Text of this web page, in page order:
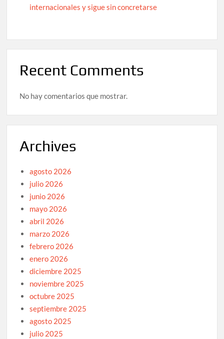
internacionales y sigue sin concretarse
Recent Comments
No hay comentarios que mostrar.
Archives
agosto 2026
julio 2026
junio 2026
mayo 2026
abril 2026
marzo 2026
febrero 2026
enero 2026
diciembre 2025
noviembre 2025
octubre 2025
septiembre 2025
agosto 2025
julio 2025